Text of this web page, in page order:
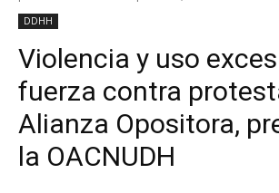
DDHH
Violencia y uso
fuerza contra
Alianza Opositora,
la OACNUDH